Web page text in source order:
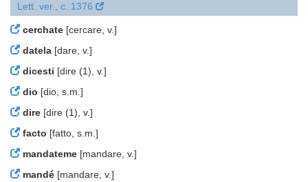
Lett. ver., c. 1376
cerchate [cercare, v.]
datela [dare, v.]
dicesti [dire (1), v.]
dio [dio, s.m.]
dire [dire (1), v.]
facto [fatto, s.m.]
mandateme [mandare, v.]
mandé [mandare, v.]